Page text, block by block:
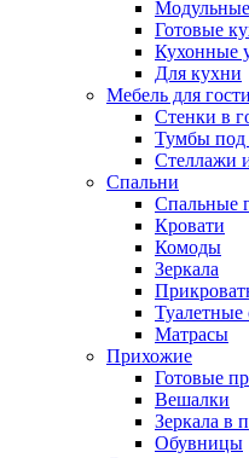
Готовые
Кухонные
Для кухни
Мебель для
Стенки в
Тумбы
Стеллажи
Спальни
Спальные
Кровати
Комоды
Зеркала
Туалетные
Матрасы
Прихожие
Готовые
Вешалки
Зеркала в
Обувницы